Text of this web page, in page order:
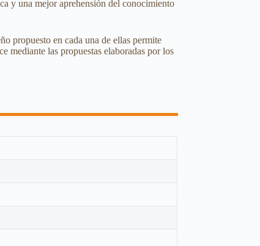
y una mejor aprehensión del conocimiento
propuesto en cada una de ellas permite
mediante las propuestas elaboradas por los